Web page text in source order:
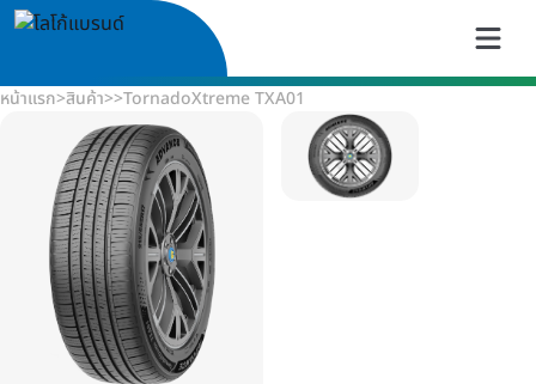
หน้าแรก>สินค้า>>TornadoXtreme TXA01